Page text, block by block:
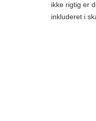
ikke rigtig er
inkluderet i